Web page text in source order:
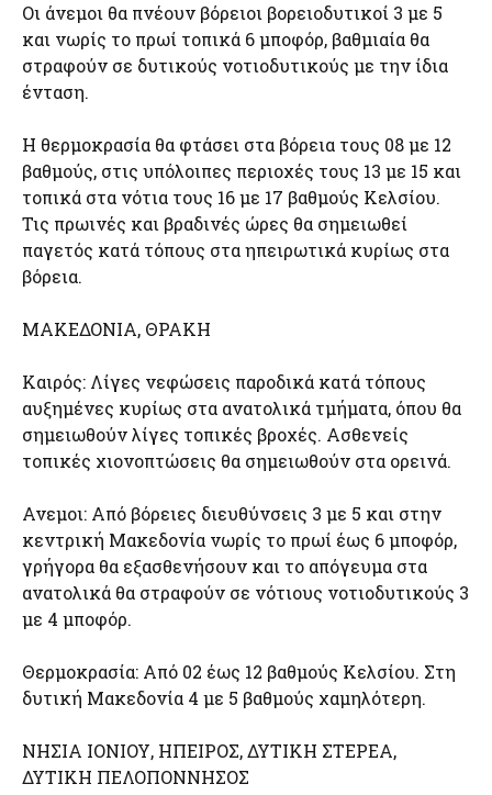
Οι άνεμοι θα πνέουν βόρειοι βορειοδυτικοί 3 με 5
και νωρίς το πρωί τοπικά 6 μποφόρ, βαθμιαία θα
στραφούν σε δυτικούς νοτιοδυτικούς με την ίδια
ένταση.
Η θερμοκρασία θα φτάσει στα βόρεια τους 08 με 12
βαθμούς, στις υπόλοιπες περιοχές τους 13 με 15 και
τοπικά στα νότια τους 16 με 17 βαθμούς Κελσίου.
Τις πρωινές και βραδινές ώρες θα σημειωθεί
παγετός κατά τόπους στα ηπειρωτικά κυρίως στα
βόρεια.
ΜΑΚΕΔΟΝΙΑ, ΘΡΑΚΗ
Καιρός: Λίγες νεφώσεις παροδικά κατά τόπους
αυξημένες κυρίως στα ανατολικά τμήματα, όπου θα
σημειωθούν λίγες τοπικές βροχές. Ασθενείς
τοπικές χιονοπτώσεις θα σημειωθούν στα ορεινά.
Ανεμοι: Από βόρειες διευθύνσεις 3 με 5 και στην
κεντρική Μακεδονία νωρίς το πρωί έως 6 μποφόρ,
γρήγορα θα εξασθενήσουν και το απόγευμα στα
ανατολικά θα στραφούν σε νότιους νοτιοδυτικούς 3
με 4 μποφόρ.
Θερμοκρασία: Από 02 έως 12 βαθμούς Κελσίου. Στη
δυτική Μακεδονία 4 με 5 βαθμούς χαμηλότερη.
ΝΗΣΙΑ ΙΟΝΙΟΥ, ΗΠΕΙΡΟΣ, ΔΥΤΙΚΗ ΣΤΕΡΕΑ,
ΔΥΤΙΚΗ ΠΕΛΟΠΟΝΝΗΣΟΣ